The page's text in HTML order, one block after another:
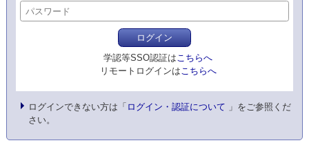
ログイン
学認等SSO認証はこちらへ
リモートログインはこちらへ
ログインできない方は「 ログイン・認証について 」をご参照くだ
さい。